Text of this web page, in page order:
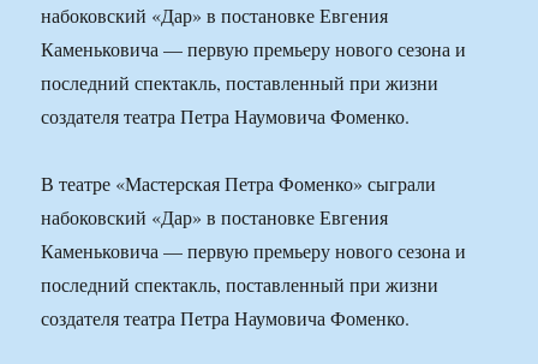
набоковский «Дар» в постановке Евгения
Каменьковича — первую премьеру нового сезона и
последний спектакль, поставленный при жизни
создателя театра Петра Наумовича Фоменко.
В театре «Мастерская Петра Фоменко» сыграли
набоковский «Дар» в постановке Евгения
Каменьковича — первую премьеру нового сезона и
последний спектакль, поставленный при жизни
создателя театра Петра Наумовича Фоменко.